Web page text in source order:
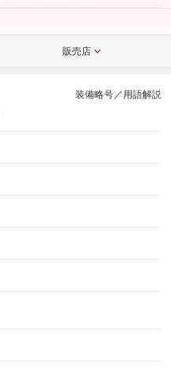
販売店
装備略号／用語解説